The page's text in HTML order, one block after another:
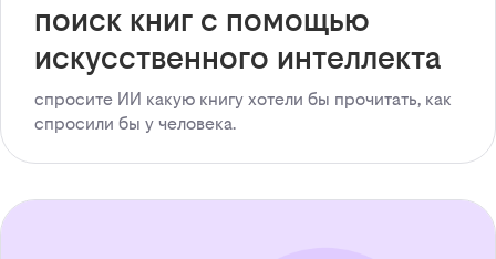
поиск книг с помощью
искусственного интеллекта
спросите ИИ какую книгу хотели бы прочитать, как
спросили бы у человека.